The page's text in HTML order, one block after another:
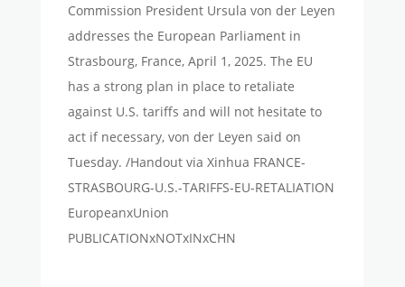
Commission President Ursula von der Leyen
addresses the European Parliament in
Strasbourg, France, April 1, 2025. The EU
has a strong plan in place to retaliate
against U.S. tariffs and will not hesitate to
act if necessary, von der Leyen said on
Tuesday. /Handout via Xinhua FRANCE-
STRASBOURG-U.S.-TARIFFS-EU-RETALIATION
EuropeanxUnion
PUBLICATIONxNOTxINxCHN